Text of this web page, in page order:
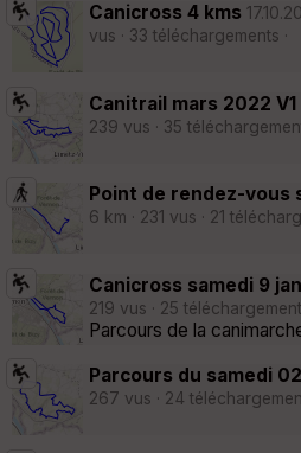
Canicross 4 kms
vus · 33 téléchargements ·
Canitrail mars 2022 V1
239 vus · 35
Point de rendez-vous
6 km · 231 vus · 21
Canicross samedi 9
219 vus · 25
Parcours de la
Parcours du samedi
267 vus · 24